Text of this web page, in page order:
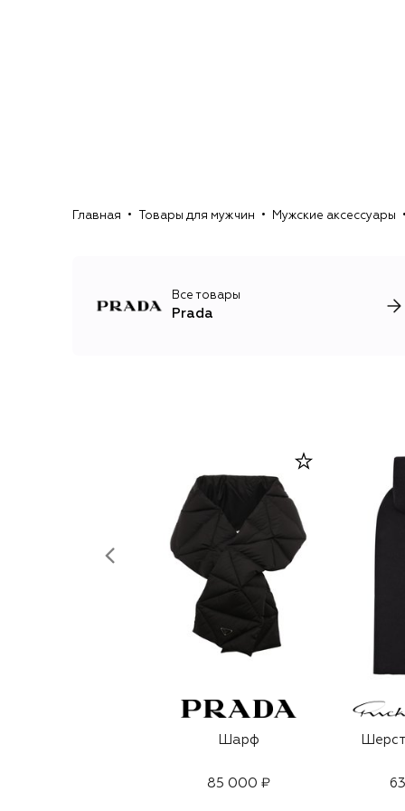
Главная Товары для мужчин Мужские аксессуары
Все товары
Prada
Шарф
85 000 ₽